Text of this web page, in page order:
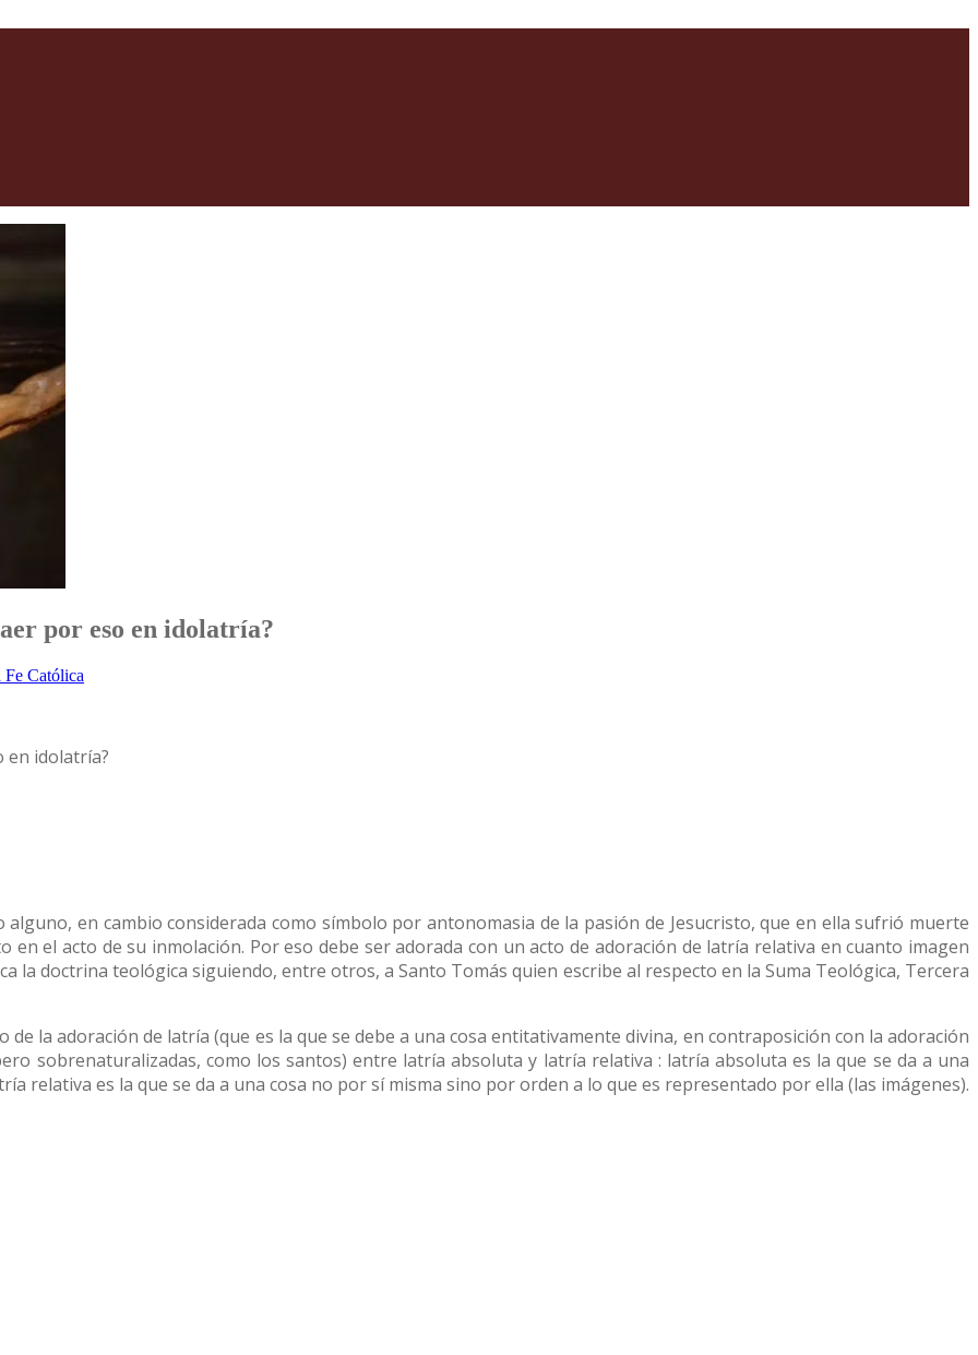
por eso en idolatría?
Fe Católica
en idolatría?
en cambio considerada como símbolo por antonomasia de la pasión de Jesucristo, que en ella sufrió muerte
en el acto de su inmolación. Por eso debe ser adorada con un acto de adoración de latría relativa en cuanto imagen
la doctrina teológica siguiendo, entre otros, a Santo Tomás quien escribe al respecto en la Suma Teológica, Tercera
la adoración de latría (que es la que se debe a una cosa entitativamente divina, en contraposición con la adoración
sobrenaturalizadas, como los santos) entre latría absoluta y latría relativa : latría absoluta es la que se da a una
relativa es la que se da a una cosa no por sí misma sino por orden a lo que es representado por ella (las imágenes).